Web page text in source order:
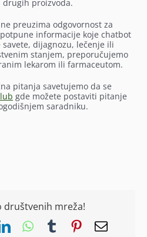
proizvoda.
preuzima odgovornost za
informacije koje chatbot
dijagnozu, lečenje ili
stanjem, preporučujemo
lekarom ili farmaceutom.
pitanja savetujemo da se
gde možete postaviti pitanje
saradniku.
društvenih mreža!
LinkedInWhatsApp
TumblrPinterest
Email